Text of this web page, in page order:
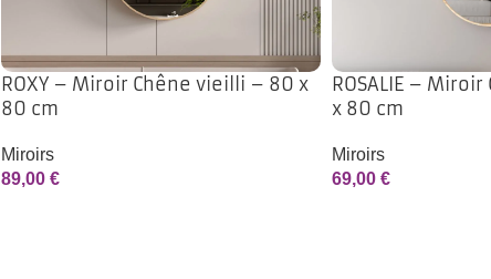
ROXY – Miroir Chêne vieilli – 80 x
80 cm
Miroirs
89,00 €
ROSALIE –
x 80 cm
Miroirs
69,00 €